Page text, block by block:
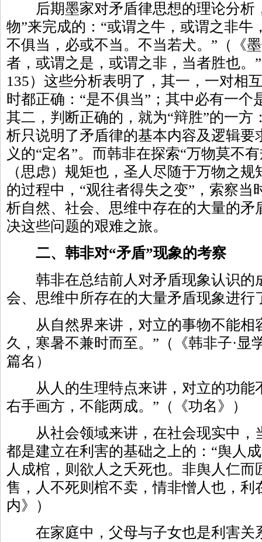
后期墨家对矛盾律思想的理论分析
物”来完成的：“或谓之牛，或谓之非牛
不俱当，必或不当。不当若犬。”（《
者，或谓之是，或谓之非，当者胜也。
135）这些分析表明了，其一，一对相
时都正确：“是不俱当”；其中必有一个
其二，判断正确的，就为“辩胜”的一方
析只说明了矛盾律的基本内容及逻辑要
义的“定名”。而韩非在探索“万物莫不
（思虑）规矩也，圣人尽随于万物之规
的过程中，“观往者得失之变”，索察当
析自然、社会、思维中存在的大量的矛
决这些问题的艰难之旅。
二、韩非对“矛盾”现象的考察
韩非在总结前人对矛盾现象认识的
会、思维中所存在的大量矛盾现象进行
从自然界来讲，对立的事物不能相
久，寒暑不兼时而至。”（《韩非子·显
篇名）
从人的生理特点来讲，对立的功能
右手画方，不能两成。”（《功名》）
从社会领域来讲，在社会现实中，
都是建立在利害的基础之上的：“舆人
人成棺，则欲人之夭死也。非舆人仁
售，人不死则棺不卖，情非憎人也，利
内》）
在家庭中，父母与子女也是利害关